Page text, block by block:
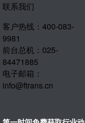
联系我们
客户热线：400-083-
9981
前台总机：025-
84471885
电子邮箱：
info@ftrans.cn